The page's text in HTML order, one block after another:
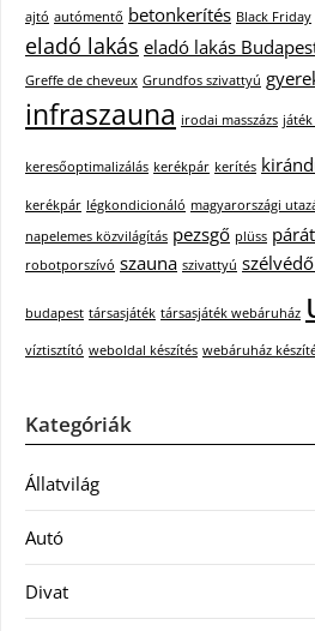
ajtó autómentő betonkerítés Black Friday
eladó lakás eladó lakás
Greffe de cheveux Grundfos szivattyú
infraszauna irodai masszázs
keresőoptimalizálás kerékpár kerítés
kerékpár légkondicionáló magyarországi
napelemes közvilágítás pezsgő plüss
robotporszívó szauna szivattyú
budapest társasjáték társasjáték webáruház
víztisztító weboldal készítés webáruház
Kategóriák
Állatvilág
Autó
Divat